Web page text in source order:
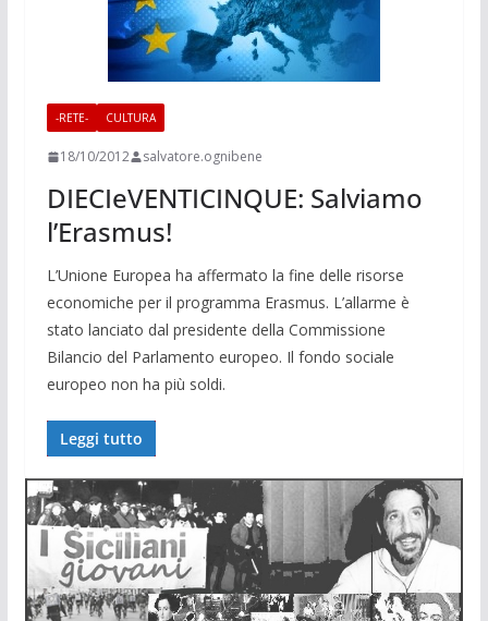
-RETE- CULTURA
18/10/2012 salvatore.ognibene
DIECIeVENTICINQUE: Salviamo
l’Erasmus!
L’Unione Europea ha affermato la fine delle risorse
economiche per il programma Erasmus. L’allarme è
stato lanciato dal presidente della Commissione
Bilancio del Parlamento europeo. Il fondo sociale
europeo non ha più soldi.
Leggi tutto